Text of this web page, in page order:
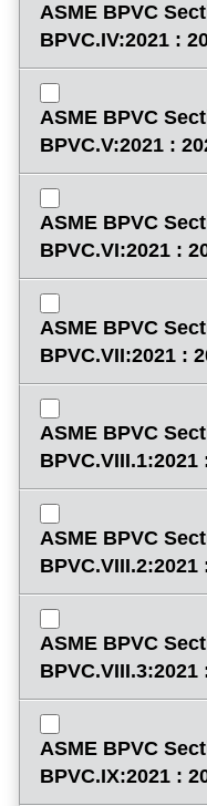
ASME BPVC
BPVC.IV:2021 :
ASME BPVC
BPVC.V:2021 :
ASME BPVC
BPVC.VI:2021 :
ASME BPVC
BPVC.VII:2021 :
ASME BPVC
BPVC.VIII.1:2021
ASME BPVC
BPVC.VIII.2:2021
ASME BPVC
BPVC.VIII.3:2021
ASME BPVC
BPVC.IX:2021 :